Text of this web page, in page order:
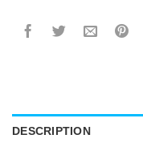
DESCRIPTION